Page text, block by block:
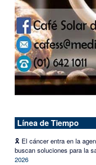
Línea de Tiempo
🎗️ El cáncer entra en la
buscan soluciones para la
2026